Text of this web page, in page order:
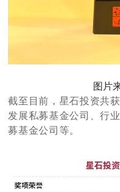
图片
截至目前，星石投资共
发展私募基金公司、行
募基金公司等。